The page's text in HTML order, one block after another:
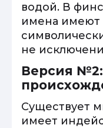
водой. В
имена имеют
не
Версия
Существует
имеет